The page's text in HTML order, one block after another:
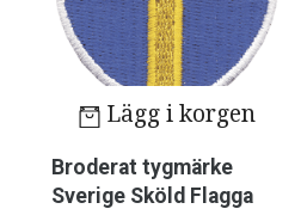
Lägg i korgen
Broderat tygmärke
Sverige Sköld Flagga